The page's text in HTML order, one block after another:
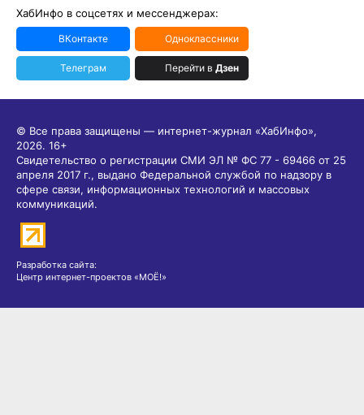
ХабИнфо в соцсетях и мессенджерах:
ВКонтакте Одноклассники
Телеграм Перейти в Дзен
© Все права защищены — интернет-журнал «ХабИнфо»,
2026. 16+
Свидетельство о регистрации СМИ ЭЛ № ФС 77 - 69466 от 25
апреля 2017 г., выдано Федеральной службой по надзору в
сфере связи, информационных технологий и массовых
коммуникаций.
Разработка сайта:
Центр интернет-проектов «МОЁ!»